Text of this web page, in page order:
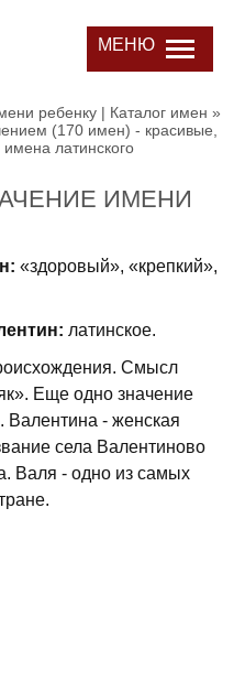
МЕНЮ
ребенку | Каталог имен »
(170 имен) - красивые,
латинского
ИМЕНИ
«здоровый», «крепкий»,
латинское.
Смысл
Еще одно значение
Валентина - женская
села Валентиново
Валя - одно из самых